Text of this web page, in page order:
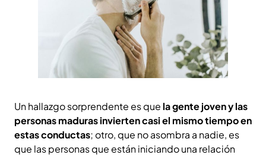
Un hallazgo sorprendente es que la gente joven y las
personas maduras invierten casi el mismo tiempo en
estas conductas; otro, que no asombra a nadie, es
que las personas que están iniciando una relación